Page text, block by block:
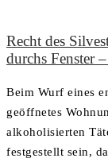
Recht des
durchs Fenster
Beim Wurf eines
geöffnetes
alkoholisierten
festgestellt sein,